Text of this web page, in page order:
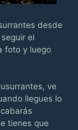
desde
el
foto y luego
ve
llegues lo
tienes que